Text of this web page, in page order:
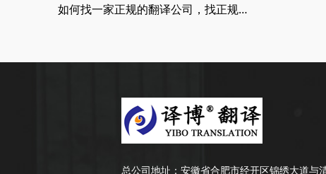
如何找一家正规的翻译公司，找正规翻译公司有哪些要求
总公司地址： 安徽省合肥市经开区锦绣大道与